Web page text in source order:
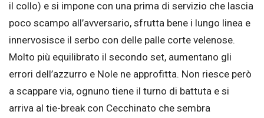
il collo) e si impone con una prima di servizio che lascia
poco scampo all’avversario, sfrutta bene i lungo linea e
innervosisce il serbo con delle palle corte velenose.
Molto più equilibrato il secondo set, aumentano gli
errori dell’azzurro e Nole ne approfitta. Non riesce però
a scappare via, ognuno tiene il turno di battuta e si
arriva al tie-break con Cecchinato che sembra